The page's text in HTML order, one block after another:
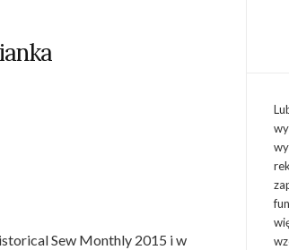
Sew Monthly 2015 i w